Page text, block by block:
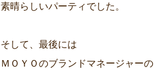
素晴らしいパーティでした。
そして、最後には
ＭＯＹＯのブランドマネージャーの